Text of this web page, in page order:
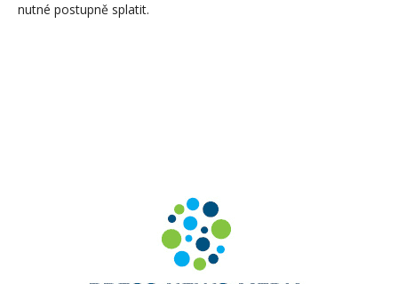
nutné postupně splatit.